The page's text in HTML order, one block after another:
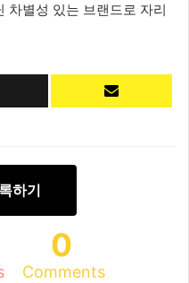
차별성 있는 브랜드로 자리
하기
0
Comments